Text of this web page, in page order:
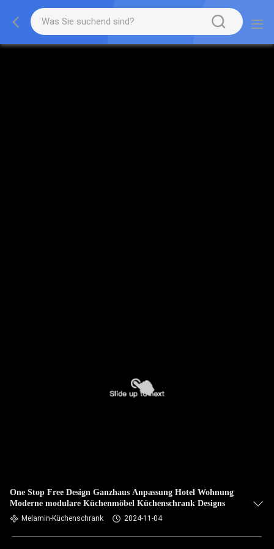
One Stop Free Design Ganzhaus Anpassung Hotel Wohnung
Moderne modulare Küchenmöbel Küchenschrank Designs
Melamin-Küchenschrank 2024-11-04